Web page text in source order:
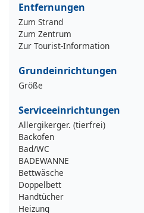
Entfernungen
Zum Strand
Zum Zentrum
Zur Tourist-Information
Grundeinrichtungen
Größe
Serviceeinrichtungen
Allergikerger. (tierfrei)
Backofen
Bad/WC
BADEWANNE
Bettwäsche
Doppelbett
Handtücher
Heizung